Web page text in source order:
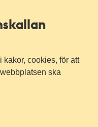
kakor, cookies, för att
ska